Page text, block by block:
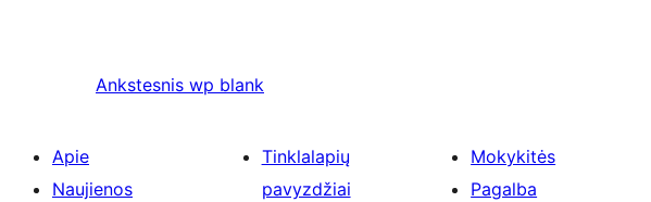
Ankstesnis wp blank
Apie
Naujienos
Tinklalapių
pavyzdžiai
Mokykitės
Pagalba